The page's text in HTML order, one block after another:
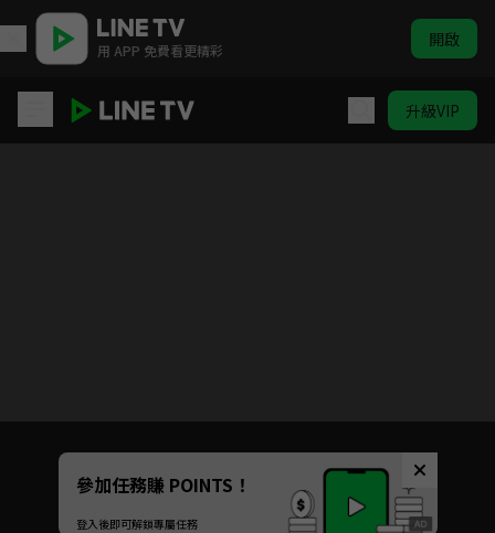
用 APP 免費看更精彩 開啟
升級VIP
Unmute
如有不便請見諒
參加任務賺 POINTS！
登入後即可解鎖專屬任務